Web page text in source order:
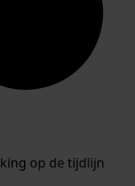
op de tijdlijn